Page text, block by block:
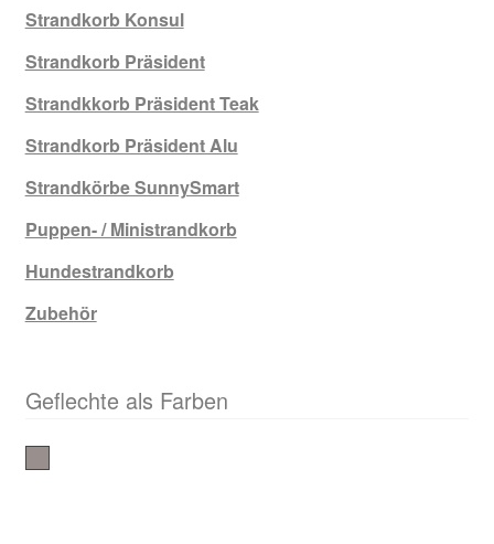
Strandkorb Konsul
Strandkorb Präsident
Strandkkorb Präsident Teak
Strandkorb Präsident Alu
Strandkörbe SunnySmart
Puppen- / Ministrandkorb
Hundestrandkorb
Zubehör
Geflechte als Farben